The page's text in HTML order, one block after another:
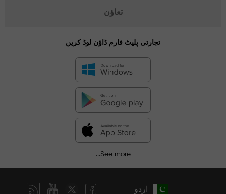
تعاؤن
تجارتی پلیٹ فارم ڈاؤن لوڈ کریں
See more...
اردو